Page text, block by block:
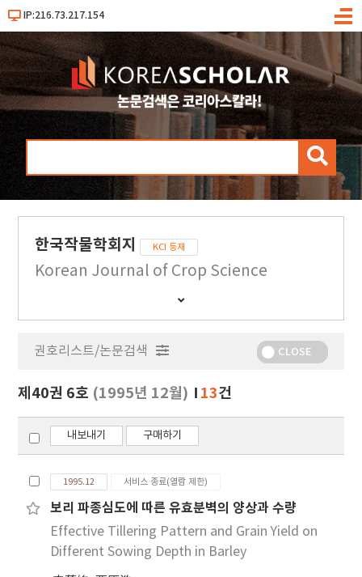
IP:216.73.217.154
메
검
한국작물학회지 KCI 등재
Korean Journal of Crop Science
간
행
보
기
권호리스트/논문검색 CLOSE
제40권 6호 (1995년 12월) 13건
내보내기 구매하기
1995.12 서비스 종료(열람 제한)
보리 파종심도에 따른 유효분벽의 양상과 수량
Effective Tillering Pattern and Grain Yield on
Different Sowing Depth in Barley